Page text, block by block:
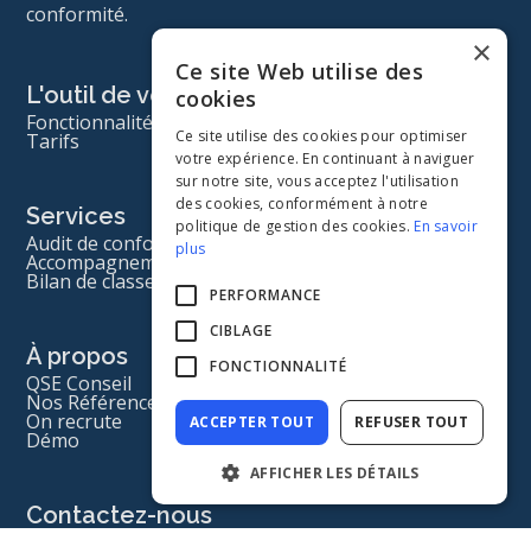
conformité.
L'outil de veille
Fonctionnalités
Tarifs
Services
Audit de conformité
Accompagnement veille et audit
Bilan de classement
À propos
QSE Conseil
Nos Références
On recrute
Démo
Contactez-nous
×
Ce site Web utilise des
cookies
Ce site utilise des cookies pour optimiser
votre expérience. En continuant à naviguer
sur notre site, vous acceptez l'utilisation
des cookies, conformément à notre
politique de gestion des cookies. En savoir
plus
PERFORMANCE
CIBLAGE
FONCTIONNALITÉ
ACCEPTER TOUT REFUSER TOUT
AFFICHER LES DÉTAILS